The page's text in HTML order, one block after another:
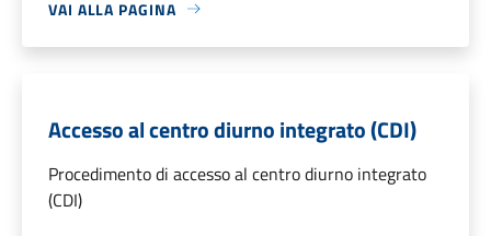
VAI ALLA PAGINA
Accesso al centro diurno integrato (CDI)
Procedimento di accesso al centro diurno integrato
(CDI)